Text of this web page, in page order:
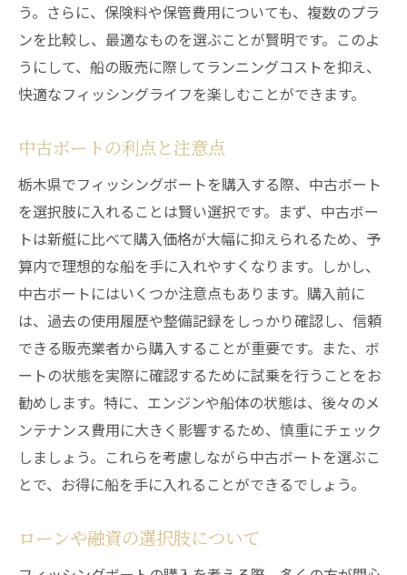
う。さらに、保険料や保管費用についても、複数のプラ
ンを比較し、最適なものを選ぶことが賢明です。このよ
うにして、船の販売に際してランニングコストを抑え、
快適なフィッシングライフを楽しむことができます。
中古ボートの利点と注意点
栃木県でフィッシングボートを購入する際、中古ボート
を選択肢に入れることは賢い選択です。まず、中古ボー
トは新艇に比べて購入価格が大幅に抑えられるため、予
算内で理想的な船を手に入れやすくなります。しかし、
中古ボートにはいくつか注意点もあります。購入前に
は、過去の使用履歴や整備記録をしっかり確認し、信頼
できる販売業者から購入することが重要です。また、ボ
ートの状態を実際に確認するために試乗を行うことをお
勧めします。特に、エンジンや船体の状態は、後々のメ
ンテナンス費用に大きく影響するため、慎重にチェック
しましょう。これらを考慮しながら中古ボートを選ぶこ
とで、お得に船を手に入れることができるでしょう。
ローンや融資の選択肢について